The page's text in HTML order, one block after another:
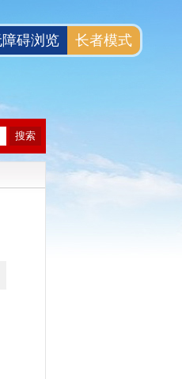
障碍浏览 长者模式